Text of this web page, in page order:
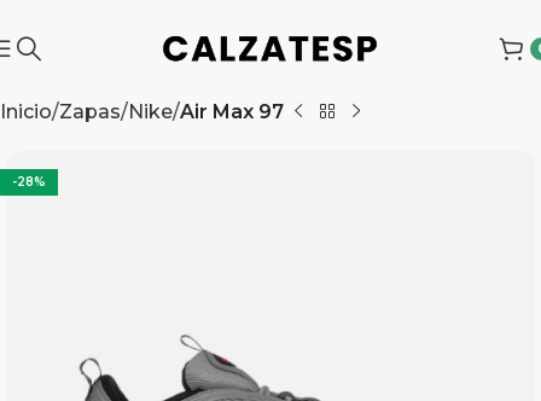
Inicio Zapas Nike Air Max 97
-28%